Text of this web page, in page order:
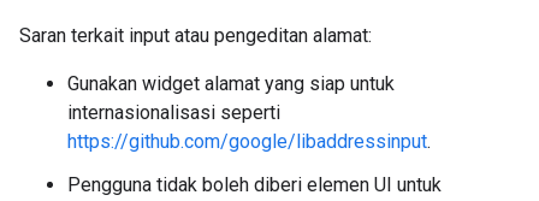
Saran terkait input atau pengeditan alamat:
Gunakan widget alamat yang siap untuk
internasionalisasi seperti
https://github.com/google/libaddressinput.
Pengguna tidak boleh diberi elemen UI untuk